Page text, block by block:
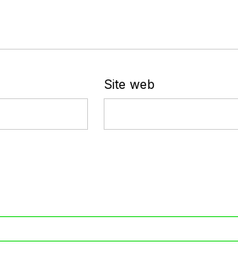
Site web